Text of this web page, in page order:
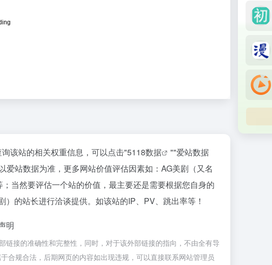
该站的相关权重信息，可以点击"5118数据 ""爱站数据
站数据为准，更多网站价值评估因素如：AG美剧（又名
当然要评估一个站的价值，最主要还是需要根据您自身的
的站长进行洽谈提供。如该站的IP、PV、跳出率等！
明
接的准确性和完整性，同时，对于该外部链接的指向，不由全有导
合规合法，后期网页的内容如出现违规，可以直接联系网站管理员